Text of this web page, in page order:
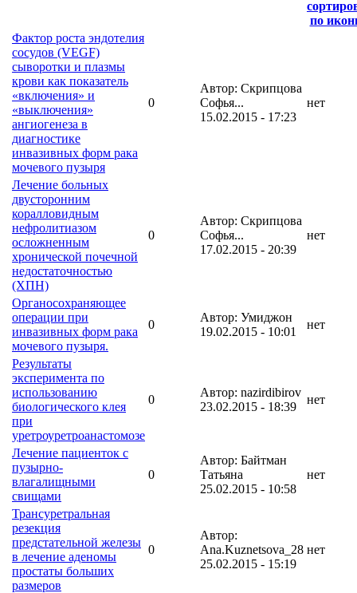
Фактор роста эндотелия
сосудов (VEGF)
сыворотки и плазмы
крови как показатель
«включения» и
«выключения»
ангиогенеза в
диагностике
инвазивных форм рака
мочевого пузыря
0
Автор: Скрипцова
Софья...
15.02.2015 - 17:23
нет
Лечение больных
двусторонним
коралловидным
нефролитиазом
осложненным
хронической почечной
недостаточностью
(ХПН)
0
Автор: Скрипцова
Софья...
17.02.2015 - 20:39
нет
Органосохраняющее
операции при
инвазивных форм рака
мочевого пузыря.
0
Автор: Умиджон
19.02.2015 - 10:01
нет
Результаты
эксперимента по
использованию
биологического клея
при
уретроуретроанастомозе
0
Автор: nazirdibirov
23.02.2015 - 18:39
нет
Лечение пациенток с
пузырно-
влагалищными
свищами
0
Автор: Байтман
Татьяна
25.02.2015 - 10:58
нет
Трансуретральная
резекция
предстательной железы
в лечение аденомы
простаты больших
размеров
0
Автор:
Ana.Kuznetsova_28
25.02.2015 - 15:19
нет